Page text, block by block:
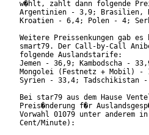
w�hlt, zahlt dann folgende
Argentinien - 3,9; Brasilien,
Kroatien - 6,4; Polen - 4;
Weitere Preissenkungen gab
smart79. Der Call-by-Call
folgende Auslandstarife:
Jemen - 36,9; Kambodscha -
Mongolei (Festnetz + Mobil)
Syrien - 33,4; Tadschikistan
Bei star79 aus dem Hause
Preis�nderung f�r
Vorwahl 01079 unter anderem
Cent/Minute):